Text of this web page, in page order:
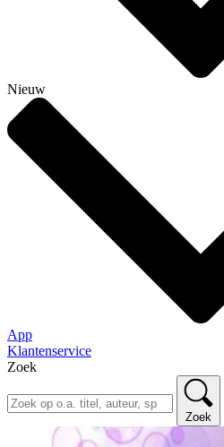
Nieuw
App
Klantenservice
Zoek
Zoek